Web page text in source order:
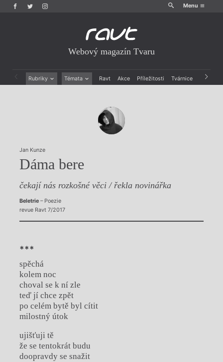
Menu
Webový magazín Tvaru
Rubriky Témata Ravt Akce Příležitosti Tvárnice Archiv
Jan Kunze
Dáma bere
čekají nás rozkošné věci / řekla novinářka
Beletrie– Poezie
revue Ravt 7/2017
***
spěchá
kolem noc
choval se k ní zle
teď jí chce zpět
po celém bytě byl cítit
milostný útok
ujišťuji tě
že se tentokrát budu
doopravdy se snažit